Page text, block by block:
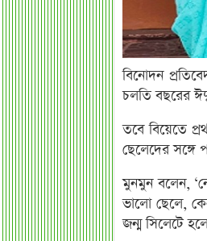
বিনোদন
চলতি বছরের
তবে বিয়েতে
ছেলেদের সঙ্গে
মুনমুন বলেন,
ভালো ছেলে,
জন্ম সিলেটে